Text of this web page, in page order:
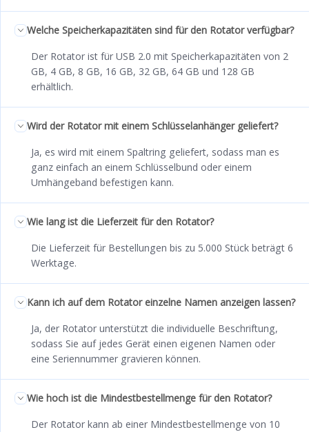
Welche Speicherkapazitäten sind für den Rotator verfügbar?
Der Rotator ist für USB 2.0 mit Speicherkapazitäten von 2
GB, 4 GB, 8 GB, 16 GB, 32 GB, 64 GB und 128 GB
erhältlich.
Wird der Rotator mit einem Schlüsselanhänger geliefert?
Ja, es wird mit einem Spaltring geliefert, sodass man es
ganz einfach an einem Schlüsselbund oder einem
Umhängeband befestigen kann.
Wie lang ist die Lieferzeit für den Rotator?
Die Lieferzeit für Bestellungen bis zu 5.000 Stück beträgt 6
Werktage.
Kann ich auf dem Rotator einzelne Namen anzeigen lassen?
Ja, der Rotator unterstützt die individuelle Beschriftung,
sodass Sie auf jedes Gerät einen eigenen Namen oder
eine Seriennummer gravieren können.
Wie hoch ist die Mindestbestellmenge für den Rotator?
Der Rotator kann ab einer Mindestbestellmenge von 10